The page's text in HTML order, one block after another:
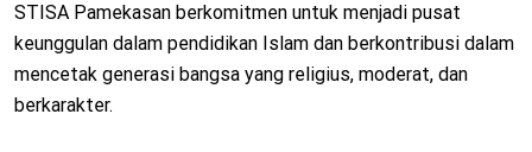
STISA Pamekasan berkomitmen untuk menjadi pusat
keunggulan dalam pendidikan Islam dan berkontribusi dalam
mencetak generasi bangsa yang religius, moderat, dan
berkarakter.